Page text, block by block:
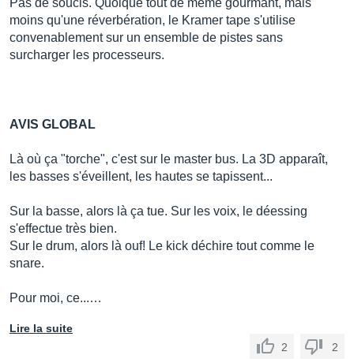
Pas de soucis. Quoique tout de même gourmant, mais
moins qu'une réverbération, le Kramer tape s'utilise
convenablement sur un ensemble de pistes sans
surcharger les processeurs.
AVIS GLOBAL
Là où ça "torche", c'est sur le master bus. La 3D apparaît,
les basses s'éveillent, les hautes se tapissent...
Sur la basse, alors là ça tue. Sur les voix, le déessing
s'effectue très bien.
Sur le drum, alors là ouf! Le kick déchire tout comme le
snare.
Pour moi, ce...…
Lire la suite
2
2